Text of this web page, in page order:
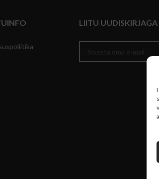
LIITU UUDISKIRJAGA